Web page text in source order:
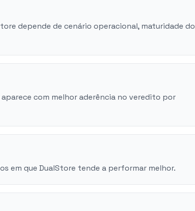
depende de cenário operacional, maturidade do
com melhor aderência no veredito por
em que DualStore tende a performar melhor.